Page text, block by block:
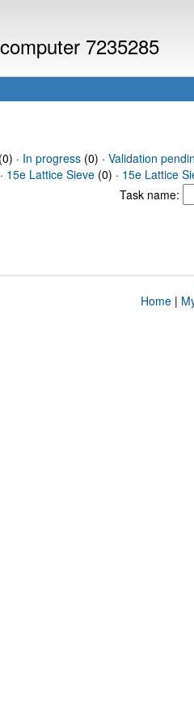
7235285
· In progress(0) · Validation
15e Lattice Sieve (0) · 15e Lattice
Task name:
Home|